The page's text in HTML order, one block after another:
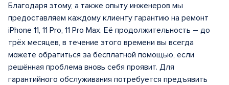
Благодаря этому, а также опыту инженеров мы
предоставляем каждому клиенту гарантию на ремонт
iPhone 11, 11 Pro, 11 Pro Max. Её продолжительность – до
трёх месяцев, в течение этого времени вы всегда
можете обратиться за бесплатной помощью, если
решённая проблема вновь себя проявит. Для
гарантийного обслуживания потребуется предъявить